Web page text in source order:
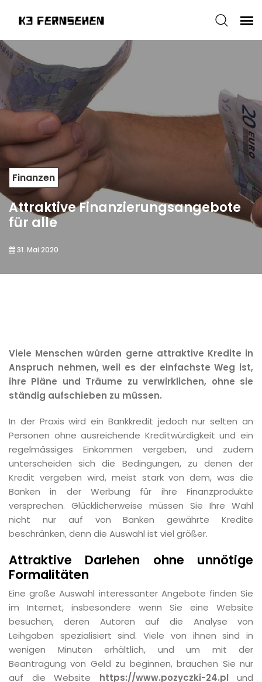
Finanzen
Attraktive Finanzierungsangebote
für alle
31. Mai 2020
Viele Menschen würden gerne attraktive Kredite in
Anspruch nehmen, weil es der einfachste Weg ist,
ihre Pläne und Träume zu verwirklichen, ohne sie
ständig aufschieben zu müssen.
In der Praxis wird ein Bankkredit jedoch nur selten an
Personen ohne ausreichende Kreditwürdigkeit und ein
regelmässiges Einkommen vergeben, und zudem
unterscheiden sich die Bedingungen, zu denen der
Kredit vergeben wird, meist stark von dem, was die
Banken in der Werbung für ihre Finanzprodukte
versprechen. Glücklicherweise müssen Sie Ihre Wahl
nicht nur auf von Banken gewährte Kredite
beschränken, denn die Auswahl ist viel größer.
Attraktive Darlehen ohne unnötige
Formalitäten
Eine große Auswahl interessanter Angebote finden Sie
im Internet, insbesondere wenn Sie eine Website
besuchen, deren Autoren auf die Analyse von
Leihgaben spezialisiert sind. Viele von ihnen sind in
wenigen Minuten erhältlich, und um mit der
Beantragung von Geld zu beginnen, brauchen Sie nur
auf die Website https://www.pozyczki-24.pl und